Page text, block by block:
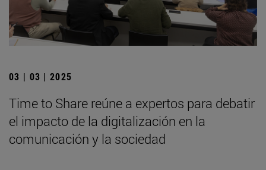
03 | 03 | 2025
Time to Share reúne a expertos para debatir
el impacto de la digitalización en la
comunicación y la sociedad